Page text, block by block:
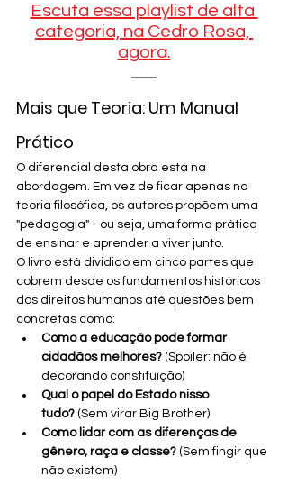
Escuta essa playlist de alta
categoria, na Cedro Rosa,
agora.
Mais que Teoria: Um Manual
Prático
O diferencial desta obra está na
abordagem. Em vez de ficar apenas na
teoria filosófica, os autores propõem uma
"pedagogia" - ou seja, uma forma prática
de ensinar e aprender a viver junto.
O livro está dividido em cinco partes que
cobrem desde os fundamentos históricos
dos direitos humanos até questões bem
concretas como:
Como a educação pode formar
cidadãos melhores? (Spoiler: não é
decorando constituição)
Qual o papel do Estado nisso
tudo? (Sem virar Big Brother)
Como lidar com as diferenças de
gênero, raça e classe? (Sem fingir que
não existem)